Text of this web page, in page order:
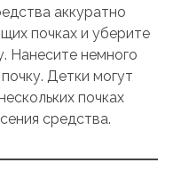
аккуратно
почках и уберите
Нанесите немного
Детки могут
почках
средства.